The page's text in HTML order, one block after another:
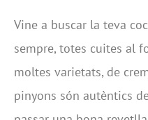
Vine a buscar la teva
sempre, totes cuites al
moltes varietats, de
pinyons són autèntics